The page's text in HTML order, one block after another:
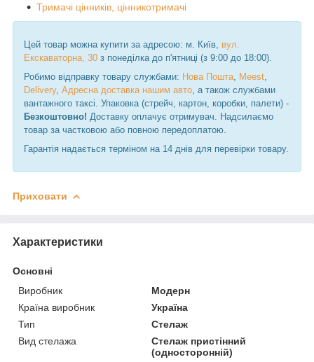
Тримачі цінників, цінникотримачі
Цей товар можна купити за адресою: м. Київ, вул.
Екскаваторна, 30 з понеділка до п'ятниці (з 9:00 до 18:00).
Робимо відправку товару службами: Нова Пошта Meest
Delivery, Адресна доставка нашим авто , а також службами
вантажного таксі. Упаковка (стрейч, картон, коробки, палети) -
Безкоштовно! Доставку оплачує отримувач. Надсилаємо
товар за частковою або повною передоплатою.
Гарантія надається терміном на 14 днів для перевірки товару.
Приховати
Характеристики
Основні
Виробник
Модерн
Країна виробник
Україна
Тип
Стелаж
Вид стелажа
Стелаж пристінний
(односторонній)